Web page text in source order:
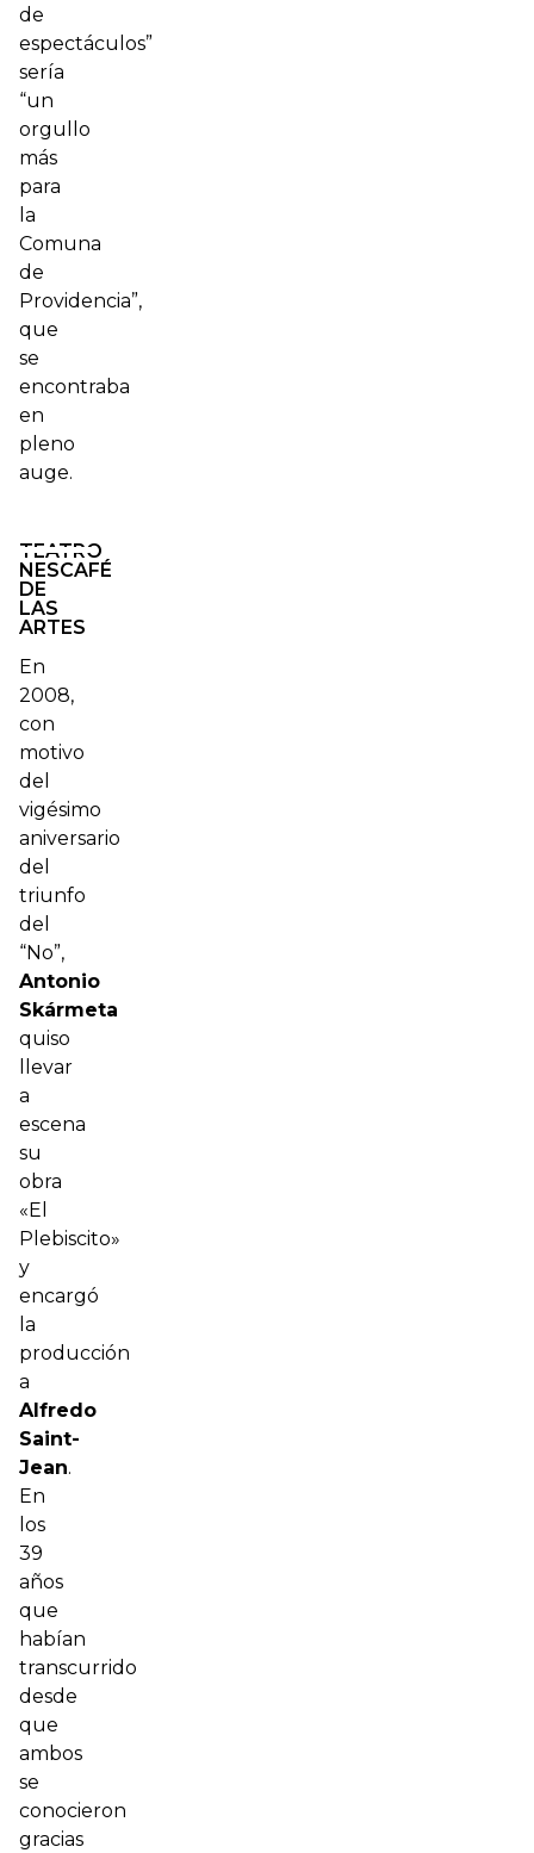
de
espectáculos”
sería
“un
orgullo
más
para
la
Comuna
de
Providencia”,
que
se
encontraba
en
pleno
auge.
TEATRO
NESCAFÉ
DE
LAS
ARTES
En
2008,
con
motivo
del
vigésimo
aniversario
del
triunfo
del
“No”,
Antonio
Skármeta
quiso
llevar
a
escena
su
obra
«El
Plebiscito»
y
encargó
la
producción
a
Alfredo
Saint-
Jean.
En
los
39
años
que
habían
transcurrido
desde
que
ambos
se
conocieron
gracias